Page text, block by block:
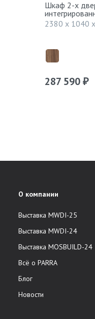
Шкаф 2-х
2380 x 1040
287 590 ₽
О компании
Выставка MWDI-25
Выставка MWDI-24
Выставка MOSBUILD-24
Всё о PARRA
Блог
Новости